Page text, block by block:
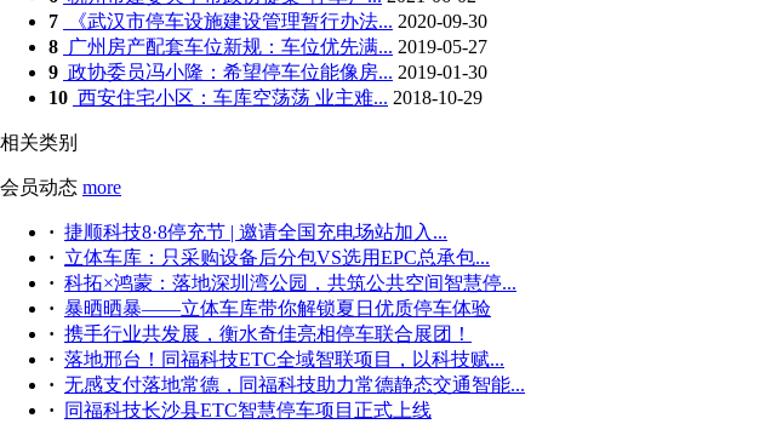
7
《武汉市停车设施建设管理暂行办法... 2020-09-30
8 广州房产配套车位新规：车位优先满... 2019-05-27
9 政协委员冯小隆：希望停车位能像房... 2019-01-30
10 西安住宅小区：车库空荡荡 业主难... 2018-10-29
相关类别
会员动态 more
· 捷顺科技8·8停充节 | 邀请全国充电场站加入...
· 立体车库：只采购设备后分包VS选用EPC总承包...
· 科拓×鸿蒙：落地深圳湾公园，共筑公共空间智慧停...
· 暴晒晒暴——立体车库带你解锁夏日优质停车体验
· 携手行业共发展，衡水奇佳亮相停车联合展团！
· 落地邢台！同福科技ETC全域智联项目，以科技赋...
· 无感支付落地常德，同福科技助力常德静态交通智能...
·
同福科技长沙县ETC智慧停车项目正式上线